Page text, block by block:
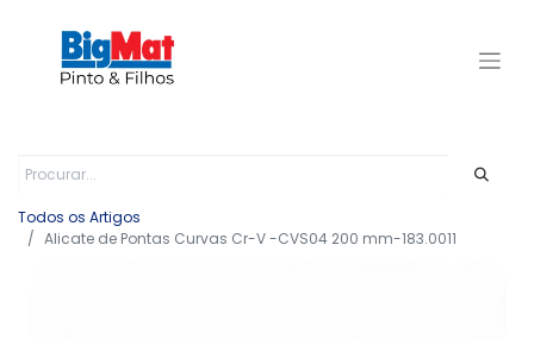
Todos os Artigos
Alicate de Pontas Curvas Cr-V -CVS04 200 mm-183.0011